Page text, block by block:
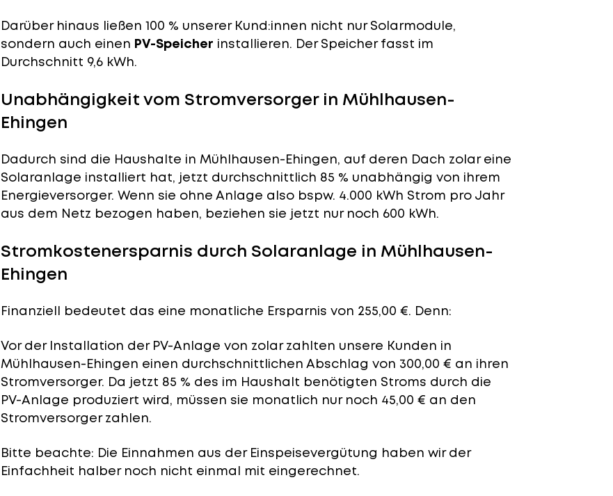
Darüber hinaus ließen 100 % unserer Kund:innen nicht nur Solarmodule,
sondern auch einen PV-Speicher installieren. Der Speicher fasst im
Durchschnitt 9,6 kWh.
Unabhängigkeit vom Stromversorger in Mühlhausen-
Ehingen
Dadurch sind die Haushalte in Mühlhausen-Ehingen, auf deren Dach zolar eine
Solaranlage installiert hat, jetzt durchschnittlich 85 % unabhängig von ihrem
Energieversorger. Wenn sie ohne Anlage also bspw. 4.000 kWh Strom pro Jahr
aus dem Netz bezogen haben, beziehen sie jetzt nur noch 600 kWh.
Stromkostenersparnis durch Solaranlage in Mühlhausen-
Ehingen
Finanziell bedeutet das eine monatliche Ersparnis von 255,00 €. Denn:
Vor der Installation der PV-Anlage von zolar zahlten unsere Kunden in
Mühlhausen-Ehingen einen durchschnittlichen Abschlag von 300,00 € an ihren
Stromversorger. Da jetzt 85 % des im Haushalt benötigten Stroms durch die
PV-Anlage produziert wird, müssen sie monatlich nur noch 45,00 € an den
Stromversorger zahlen.
Bitte beachte: Die Einnahmen aus der Einspeisevergütung haben wir der
Einfachheit halber noch nicht einmal mit eingerechnet.